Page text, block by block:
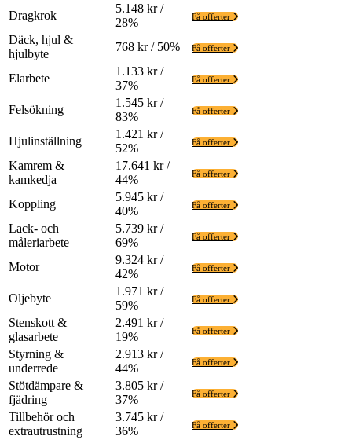
Dragkrok
5.148 kr /
28%
Få offerter
Däck, hjul &
hjulbyte
768 kr / 50% Få offerter
Elarbete
1.133 kr /
37%
Få offerter
Felsökning
1.545 kr /
83%
Få offerter
Hjulinställning
1.421 kr /
52%
Få offerter
Kamrem &
kamkedja
17.641 kr /
44%
Få offerter
Koppling
5.945 kr /
40%
Få offerter
Lack- och
måleriarbete
5.739 kr /
69%
Få offerter
Motor
9.324 kr /
42%
Få offerter
Oljebyte
1.971 kr /
59%
Få offerter
Stenskott &
glasarbete
2.491 kr /
19%
Få offerter
Styrning &
underrede
2.913 kr /
44%
Få offerter
Stötdämpare &
fjädring
3.805 kr /
37%
Få offerter
Tillbehör och
extrautrustning
3.745 kr /
36%
Få offerter